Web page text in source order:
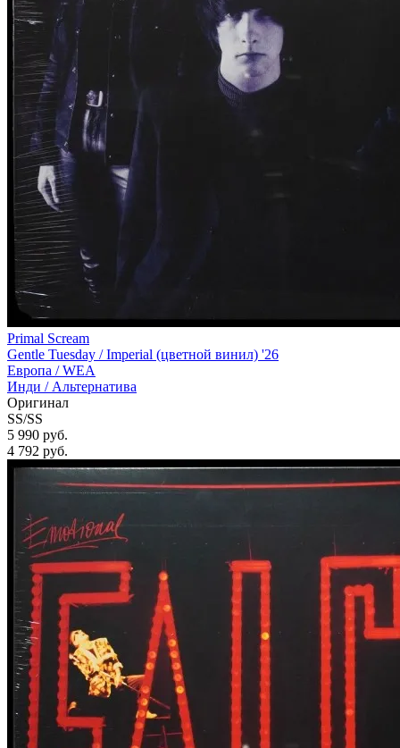
Primal Scream
Gentle Tuesday / Imperial (цветной винил) '26
Европа /WEA
Инди / Альтернатива
Оригинал
SS/SS
5 990 руб.
4 792 руб.